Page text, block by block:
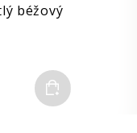
béžový
Do košíku